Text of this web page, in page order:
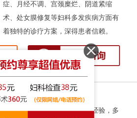
症、月经不调、宫颈糜烂、阴道紧缩
术、处女膜修复等妇科多发疾病方面有
着独特的诊疗方案，深得患者信赖。
张伟侠
简介：拥有十余年的妇科临床经验，多